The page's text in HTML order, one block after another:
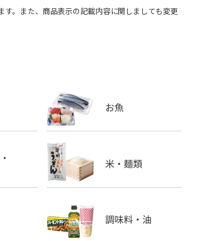
。また、商品表示の記載内容に関しましても変更